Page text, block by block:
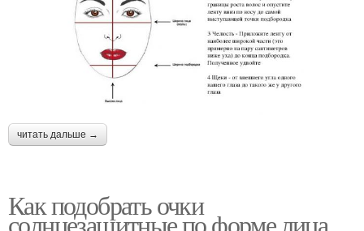
читать дальше →
Как подобрать очки